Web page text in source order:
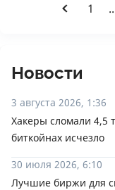
1
Новости
3 августа 2026, 1:36
Хакеры сломали 4,5
биткойнах исчезло
30 июля 2026, 6:10
Лучшие биржи для